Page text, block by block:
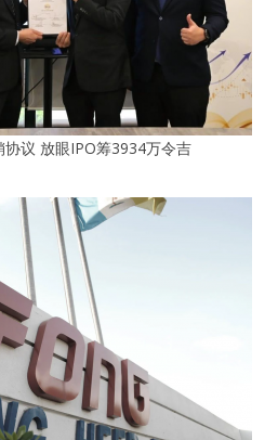
协议 放眼IPO筹3934万令吉